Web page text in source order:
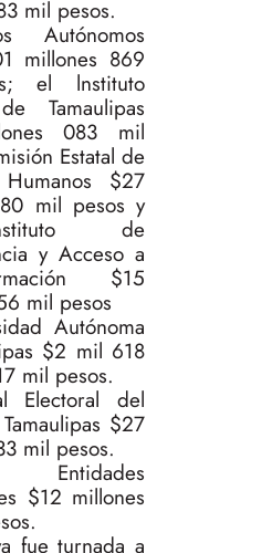
mil pesos.
Autónomos
millones 869
el lnstituto
Tamaulipas
083 mil
Estatal de
$27
mil pesos y
de
y Acceso a
$15
mil pesos
Autónoma
$2 mil 618
mil pesos.
Electoral del
$27
mil pesos.
$12 millones
fue turnada a